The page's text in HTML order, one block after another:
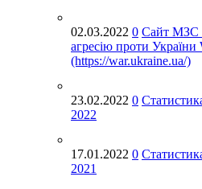
Май 2020
Апрель 2020
Февраль 2020
Ноябрь 2019
02.03.2022 0 Cайт МЗС
агресію проти
(https://war.ukraine.ua/)
23.02.2022 0
2022
17.01.2022 0
2021